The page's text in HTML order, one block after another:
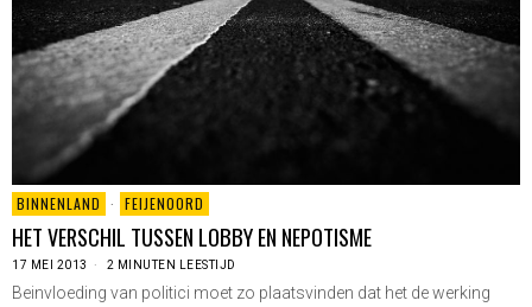
BINNENLAND · FEIJENOORD
HET VERSCHIL TUSSEN LOBBY EN NEPOTISME
17 MEI 2013 2 MINUTEN LEESTIJD
Beinvloeding van politici moet zo plaatsvinden dat het de werking